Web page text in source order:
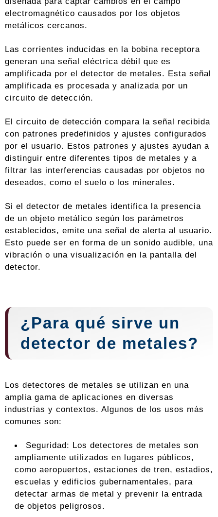
electromagnético causados por los objetos
metálicos cercanos.
Las corrientes inducidas en la bobina receptora
generan una señal eléctrica débil que es
amplificada por el detector de metales. Esta señal
amplificada es procesada y analizada por un
circuito de detección.
El circuito de detección compara la señal recibida
con patrones predefinidos y ajustes configurados
por el usuario. Estos patrones y ajustes ayudan a
distinguir entre diferentes tipos de metales y a
filtrar las interferencias causadas por objetos no
deseados, como el suelo o los minerales.
Si el detector de metales identifica la presencia
de un objeto metálico según los parámetros
establecidos, emite una señal de alerta al usuario.
Esto puede ser en forma de un sonido audible, una
vibración o una visualización en la pantalla del
detector.
¿Para qué sirve un
detector de metales?
Los detectores de metales se utilizan en una
amplia gama de aplicaciones en diversas
industrias y contextos. Algunos de los usos más
comunes son:
Seguridad: Los detectores de metales son
ampliamente utilizados en lugares públicos,
como aeropuertos, estaciones de tren, estadios,
escuelas y edificios gubernamentales, para
detectar armas de metal y prevenir la entrada
de objetos peligrosos.